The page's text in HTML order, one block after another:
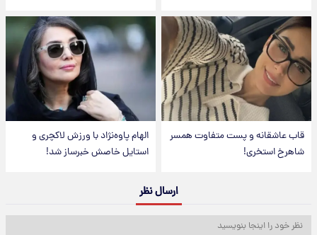
قاب عاشقانه و پست متفاوت همسر
شاهرخ استخری!
الهام پاوه‌نژاد با ورزش لاکچری و
استایل خاصش خبرساز شد!
ارسال نظر